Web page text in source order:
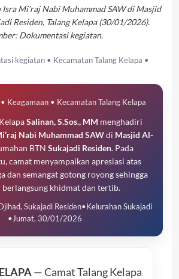
Isra Mi’raj Nabi Muhammad SAW di Masjid
Residen, Talang Kelapa (30/01/2026).
Dokumentasi kegiatan.
kegiatan • Kecamatan Talang Kelapa •
Keagamaan • Kecamatan Talang Kelapa
Salinan, S.Sos., MM menghadiri
Nabi Muhammad SAWdi Masjid Al-
BTN Sukajadi Residen. Pada
camat menyampaikan apresiasi atas
dan semangat gotong royong sehingga
berlangsung khidmat dan tertib.
Sukajadi Residen•Kelurahan Sukajadi
•Jumat, 30/01/2026
— Camat Talang Kelapa